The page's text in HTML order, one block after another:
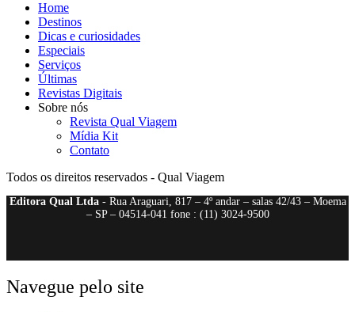
Home
Destinos
Dicas e curiosidades
Especiais
Serviços
Últimas
Revistas Digitais
Sobre nós
Revista Qual Viagem
Mídia Kit
Contato
Todos os direitos reservados - Qual Viagem
Editora Qual Ltda- Rua Araguari, 817 – 4º andar – salas 42/43 – Moema
– SP – 04514-041 fone : (11) 3024-9500
Navegue pelo site